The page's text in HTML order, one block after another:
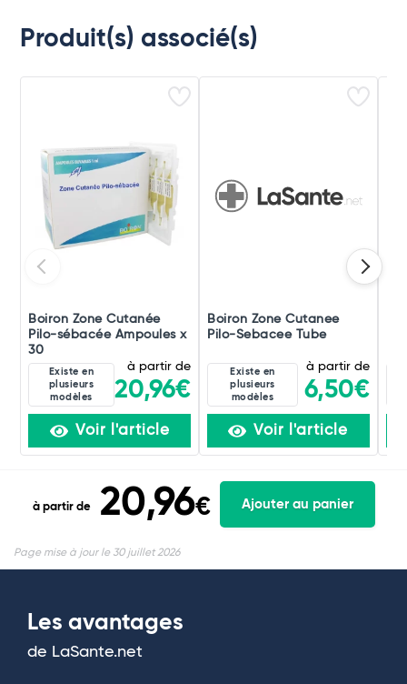
Produit(s) associé(s)
Boiron Zone Cutanée
Pilo-sébacée Ampoules x
30
Existe en
plusieurs
modèles
à partir de
20,96€
Voir l'article
Boiron Zone Cutanee
Pilo-Sebacee Tube
Existe en
plusieurs
modèles
à partir de
6,50€
Voir l'article
à partir de 20,96€ Ajouter au panier
Page mise à jour le 30 juillet 2026
Les avantages
de LaSante.net